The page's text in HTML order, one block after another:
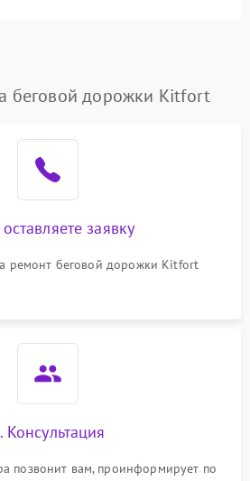
беговой дорожки Kitfort
заявку
ремонт беговой дорожки Kitfort
Консультация
позвонит вам, проинформирует по